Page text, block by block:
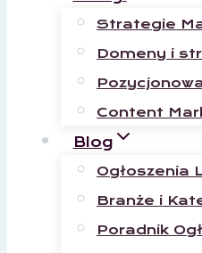
Strategie
Domeny i
Content
Blog
Ogłoszenia
Branże i
Poradnik